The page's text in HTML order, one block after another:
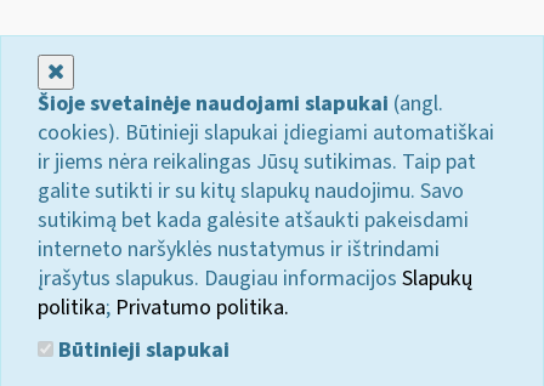
Šioje svetainėje naudojami slapukai (angl.
cookies). Būtinieji slapukai įdiegiami automatiškai
ir jiems nėra reikalingas Jūsų sutikimas. Taip pat
galite sutikti ir su kitų slapukų naudojimu. Savo
sutikimą bet kada galėsite atšaukti pakeisdami
interneto naršyklės nustatymus ir ištrindami
įrašytus slapukus. Daugiau informacijos Slapukų
politika; Privatumo politika.
Būtinieji slapukai